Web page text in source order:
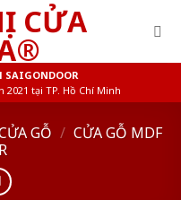
SAIGONDOOR
tại TP. Hồ Chí Minh
GỖ / CỬA GỖ MDF